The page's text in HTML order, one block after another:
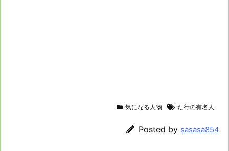
気になる人物 た行の有名人
Posted by sasasa854